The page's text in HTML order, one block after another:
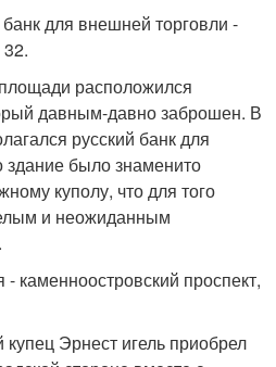
для внешней торговли -
расположился
давным-давно заброшен. В
русский банк для
было знаменито
куполу, что для того
и неожиданным
каменноостровский проспект,
Эрнест игель приобрел